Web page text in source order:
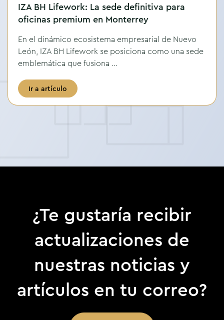
IZA BH Lifework: La sede definitiva para
oficinas premium en Monterrey
En el dinámico ecosistema empresarial de Nuevo
León, IZA BH Lifework se posiciona como una sede
emblemática que fusiona ...
Ir a artículo
¿Te gustaría recibir
actualizaciones de
nuestras noticias y
artículos en tu correo?